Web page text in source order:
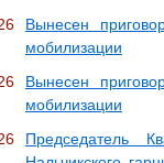
Вынесен
мобилизации
Вынесен
мобилизации
Председатель